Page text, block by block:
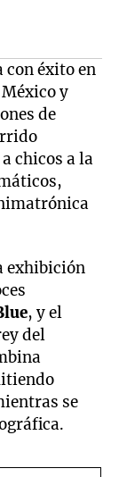
con éxito en
y
de
chicos a la
exhibición
, y el
del
se